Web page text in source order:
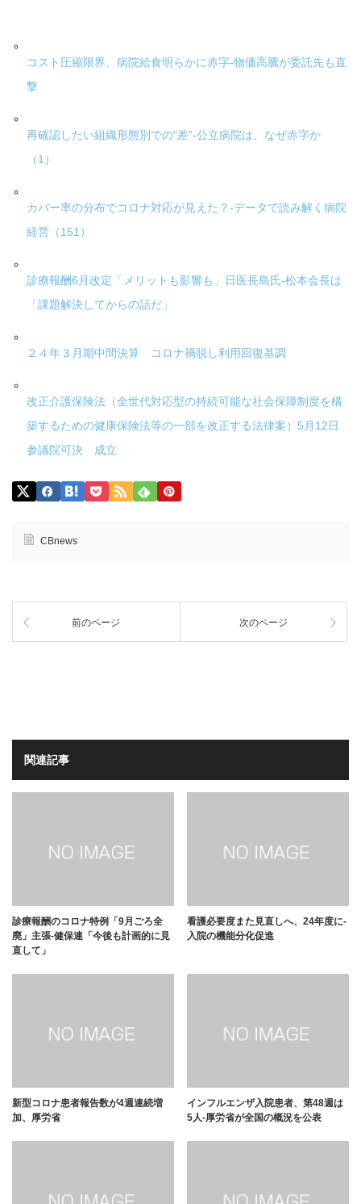
コスト圧縮限界、病院給食明らかに赤字-物価高騰が委託先も直
撃
再確認したい組織形態別での“差”-公立病院は、なぜ赤字か
（1）
カバー率の分布でコロナ対応が見えた？-データで読み解く病院
経営（151）
診療報酬6月改定「メリットも影響も」日医長島氏-松本会長は
「課題解決してからの話だ」
２４年３月期中間決算 コロナ禍脱し利用回復基調
改正介護保険法（全世代対応型の持続可能な社会保障制度を構
築するための健康保険法等の一部を改正する法律案）5月12日
参議院可決 成立
CBnews
前のページ 次のページ
関連記事
診療報酬のコロナ特例「9月ごろ全
廃」主張-健保連「今後も計画的に見
直して」
看護必要度また見直しへ、24年度に-
入院の機能分化促進
新型コロナ患者報告数が4週連続増
加、厚労省
インフルエンザ入院患者、第48週は
5人-厚労省が全国の概況を公表